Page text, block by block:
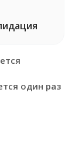
один раз